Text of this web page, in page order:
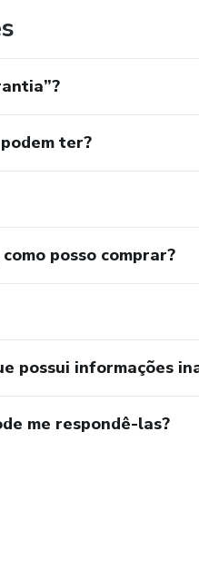
ter?
posso comprar?
possui informações
me respondê-las?